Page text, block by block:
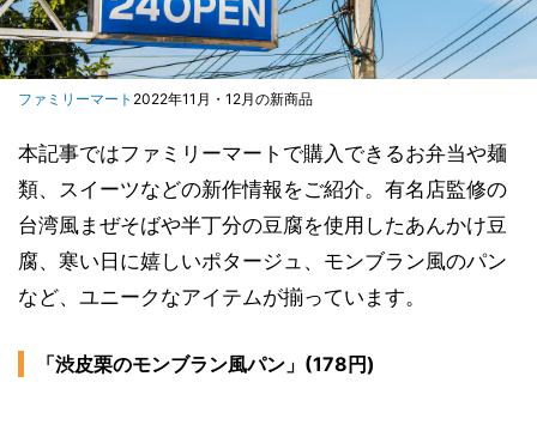
ファミリーマート 2022年11月・12月の新商品
本記事ではファミリーマートで購入できるお弁当や麺
類、スイーツなどの新作情報をご紹介。有名店監修の
台湾風まぜそばや半丁分の豆腐を使用したあんかけ豆
腐、寒い日に嬉しいポタージュ、モンブラン風のパン
など、ユニークなアイテムが揃っています。
「渋皮栗のモンブラン風パン」(178円)